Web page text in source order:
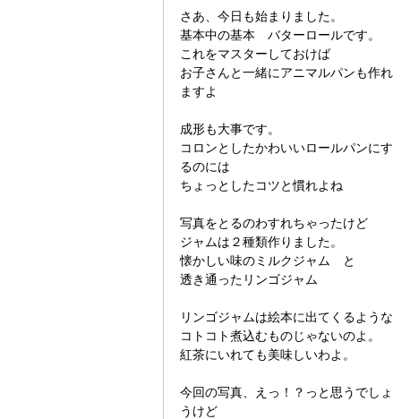
さあ、今日も始まりました。
基本中の基本　バターロールです。
これをマスターしておけば
お子さんと一緒にアニマルパンも作れ
ますよ
成形も大事です。
コロンとしたかわいいロールパンにす
るのには
ちょっとしたコツと慣れよね
写真をとるのわすれちゃったけど
ジャムは２種類作りました。
懐かしい味のミルクジャム　と
透き通ったリンゴジャム
リンゴジャムは絵本に出てくるような
コトコト煮込むものじゃないのよ。
紅茶にいれても美味しいわよ。
今回の写真、えっ！？っと思うでしょ
うけど